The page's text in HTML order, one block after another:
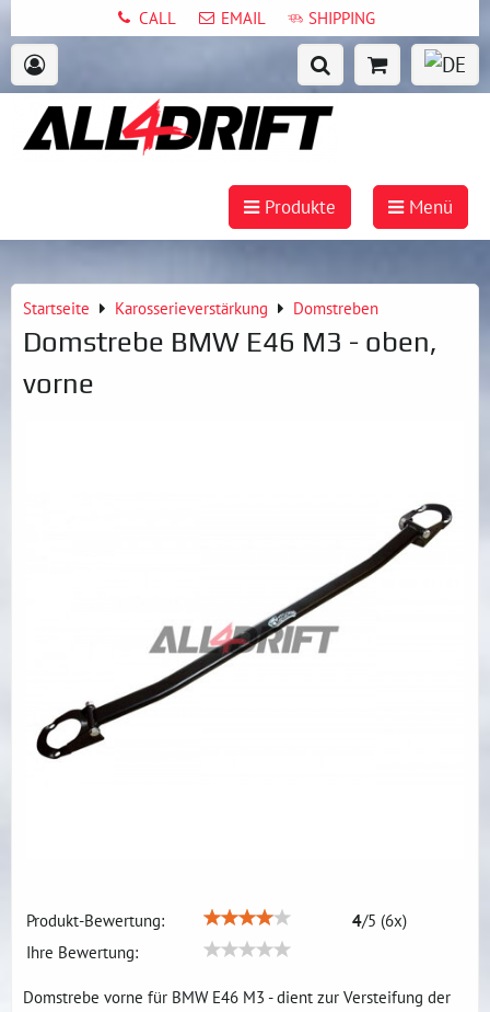
CALL EMAIL SHIPPING
Produkte Menü
Startseite Karosserieverstärkung Domstreben
Domstrebe BMW E46 M3 - oben,
vorne
Produkt-Bewertung: 4/5 (6x)
Ihre Bewertung:
Domstrebe vorne für BMW E46 M3 - dient zur Versteifung der